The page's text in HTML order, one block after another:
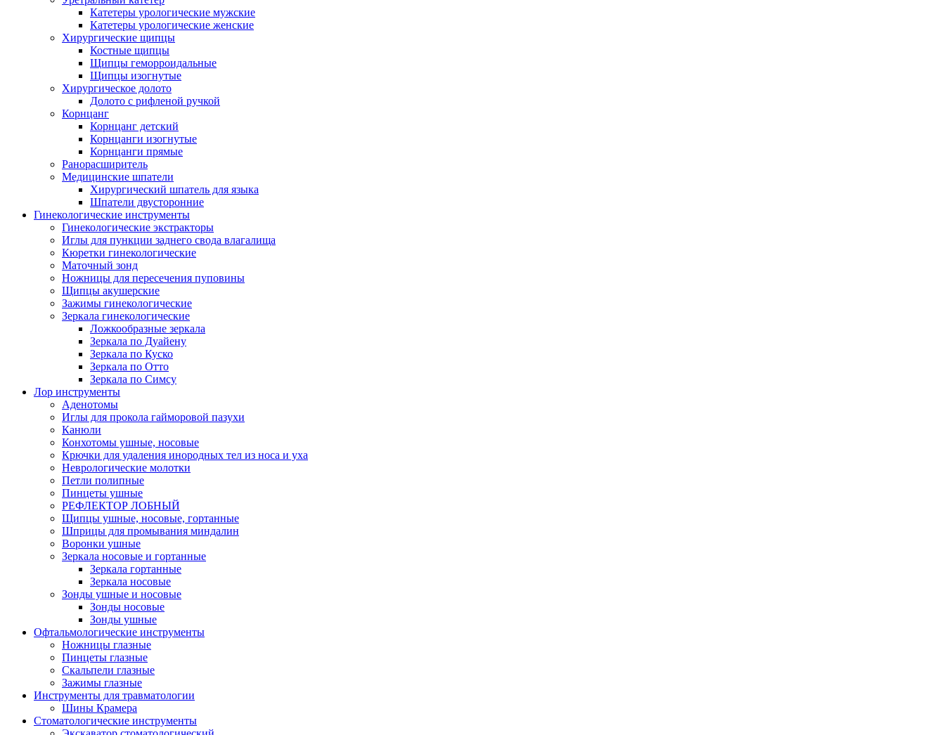
Катетеры урологические мужские
Катетеры урологические женские
Хирургические щипцы
Костные щипцы
Щипцы геморроидальные
Щипцы изогнутые
Хирургическое долото
Долото с рифленой ручкой
Корнцанг
Корнцанг детский
Корнцанги изогнутые
Корнцанги прямые
Ранорасширитель
Медицинские шпатели
Хирургический шпатель для языка
Шпатели двусторонние
Гинекологические инструменты
Гинекологические экстракторы
Иглы для пункции заднего свода влагалища
Кюретки гинекологические
Маточный зонд
Ножницы для пересечения пуповины
Щипцы акушерские
Зажимы гинекологические
Зеркала гинекологические
Ложкообразные зеркала
Зеркала по Дуайену
Зеркала по Куско
Зеркала по Отто
Зеркала по Симсу
Лор инструменты
Аденотомы
Иглы для прокола гайморовой пазухи
Канюли
Конхотомы ушные, носовые
Крючки для удаления инородных тел из носа и уха
Неврологические молотки
Петли полипные
Пинцеты ушные
РЕФЛЕКТОР ЛОБНЫЙ
Щипцы ушные, носовые, гортанные
Шприцы для промывания миндалин
Воронки ушные
Зеркала носовые и гортанные
Зеркала гортанные
Зеркала носовые
Зонды ушные и носовые
Зонды носовые
Зонды ушные
Офтальмологические инструменты
Ножницы глазные
Пинцеты глазные
Скальпели глазные
Зажимы глазные
Инструменты для травматологии
Шины Крамера
Стоматологические инструменты